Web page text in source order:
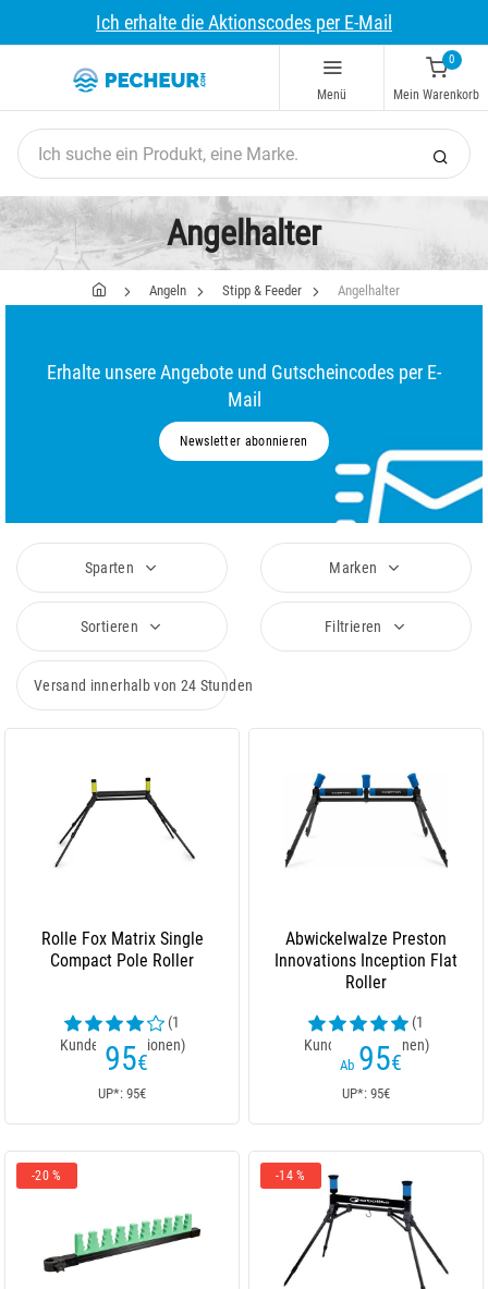
Ich erhalte die Aktionscodes per E-Mail
Menü
0
Mein Warenkorb
Angelhalter
Angeln Stipp & Feeder Angelhalter
Erhalte unsere Angebote und Gutscheincodes per E-
Mail
Newsletter abonnieren
Sparten Marken
Sortieren Filtrieren
Versand innerhalb von 24 Stunden
Rolle Fox Matrix Single
Compact Pole Roller
(1
Kundenrezensionen)
95€
UP*: 95€
Abwickelwalze Preston
Innovations Inception Flat
Roller
(1
Kundenrezensionen)
Ab 95€
UP*: 95€
-20 % -14 %